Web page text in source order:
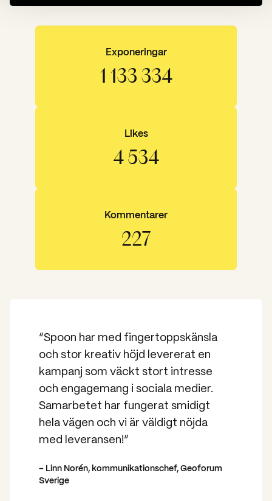
Exponeringar
1 450 000
Likes
5 800
Kommentarer
290
“Spoon har med fingertoppskänsla
och stor kreativ höjd levererat en
kampanj som väckt stort intresse
och engagemang i sociala medier.
Samarbetet har fungerat smidigt
hela vägen och vi är väldigt nöjda
med leveransen!”
– Linn Norén, kommunikationschef, Geoforum
Sverige